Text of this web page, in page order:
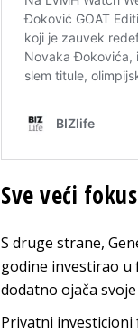
Sve veći
S druge strane,
godine investirao u
dodatno ojača
Privatni investicioni